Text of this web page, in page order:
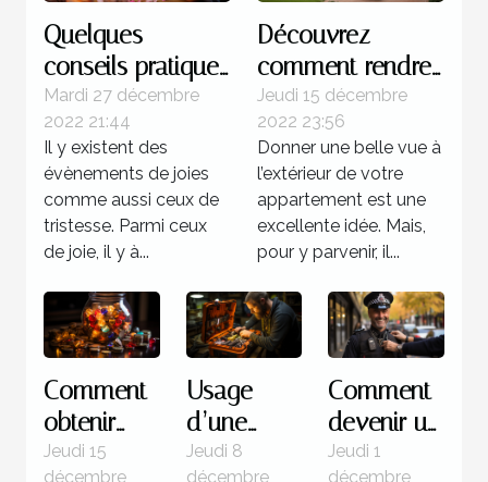
Quelques
conseils pratiques
pour réussir
l'organisation d'un
anniversaire
Mardi 27 décembre
2022 21:44
Il y existent des
évènements de joies
comme aussi ceux de
tristesse. Parmi ceux
de joie, il y à...
Découvrez
comment rendre
magnifique
l’extérieur de
votre maison
Jeudi 15 décembre
2022 23:56
Donner une belle vue à
l’extérieur de votre
appartement est une
excellente idée. Mais,
pour y parvenir, il...
Comment
obtenir
des
Jeudi 15
décembre
Usage
d’une
valise
Jeudi 8
décembre
Comment
devenir un
policier ?
Jeudi 1
décembre